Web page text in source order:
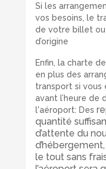
Si les
vos besoins, le
de votre billet
d’origine
Enfin, la charte
en plus des
transport si vous
avant l’heure de
l'aéroport: Des
quantité
d’attente du
le tout sans